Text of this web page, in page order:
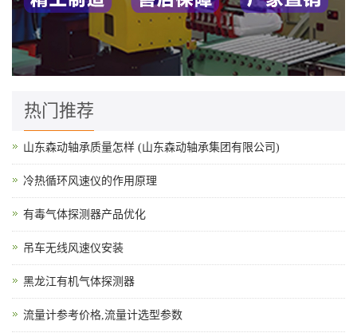
热门推荐
山东森动轴承质量怎样 (山东森动轴承集团有限公司)
冷热循环风速仪的作用原理
有毒气体探测器产品优化
吊车无线风速仪安装
黑龙江有机气体探测器
流量计参考价格,流量计选型参数